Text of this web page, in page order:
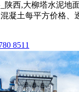
陕西,大柳塔水泥地
凝土每平方价格、
8511